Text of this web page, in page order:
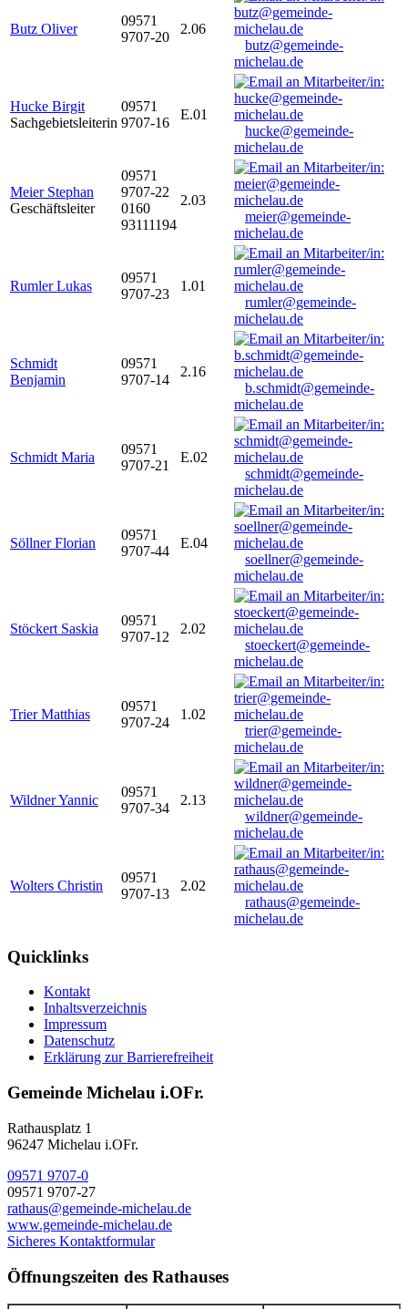
Butz Oliver
09571
9707-20
2.06
butz@gemeinde-
michelau.de
Hucke Birgit
Sachgebietsleiterin
09571
9707-16
E.01
hucke@gemeinde-
michelau.de
Meier Stephan
Geschäftsleiter
09571
9707-22
0160
93111194
2.03
meier@gemeinde-
michelau.de
Rumler Lukas
09571
9707-23
1.01
rumler@gemeinde-
michelau.de
Schmidt
Benjamin
09571
9707-14
2.16
b.schmidt@gemeinde-
michelau.de
Schmidt Maria
09571
9707-21
E.02
schmidt@gemeinde-
michelau.de
Söllner Florian
09571
9707-44
E.04
soellner@gemeinde-
michelau.de
Stöckert Saskia
09571
9707-12
2.02
stoeckert@gemeinde-
michelau.de
Trier Matthias
09571
9707-24
1.02
trier@gemeinde-
michelau.de
Wildner Yannic
09571
9707-34
2.13
wildner@gemeinde-
michelau.de
Wolters Christin
09571
9707-13
2.02
rathaus@gemeinde-
michelau.de
Quicklinks
Kontakt
Inhaltsverzeichnis
Impressum
Datenschutz
Erklärung zur Barrierefreiheit
Gemeinde Michelau i.OFr.
Rathausplatz 1
96247 Michelau i.OFr.
09571 9707-0
09571 9707-27
rathaus@gemeinde-michelau.de
www.gemeinde-michelau.de
Sicheres Kontaktformular
Öffnungszeiten des Rathauses